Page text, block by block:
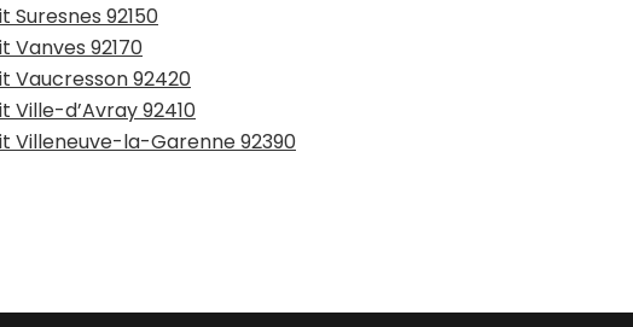
Suresnes 92150
Vanves 92170
Vaucresson 92420
Ville-d’Avray 92410
Villeneuve-la-Garenne 92390